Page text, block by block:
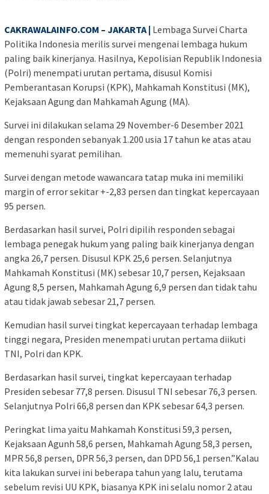
CAKRAWALAINFO.COM – JAKARTA | Lembaga Survei Charta
Politika Indonesia merilis survei mengenai lembaga hukum
paling baik kinerjanya. Hasilnya, Kepolisian Republik Indonesia
(Polri) menempati urutan pertama, disusul Komisi
Pemberantasan Korupsi (KPK), Mahkamah Konstitusi (MK),
Kejaksaan Agung dan Mahkamah Agung (MA).
Survei ini dilakukan selama 29 November-6 Desember 2021
dengan responden sebanyak 1.200 usia 17 tahun ke atas atau
memenuhi syarat pemilihan.
Survei dengan metode wawancara tatap muka ini memiliki
margin of error sekitar +-2,83 persen dan tingkat kepercayaan
95 persen.
Berdasarkan hasil survei, Polri dipilih responden sebagai
lembaga penegak hukum yang paling baik kinerjanya dengan
angka 26,7 persen. Disusul KPK 25,6 persen. Selanjutnya
Mahkamah Konstitusi (MK) sebesar 10,7 persen, Kejaksaan
Agung 8,5 persen, Mahkamah Agung 6,9 persen dan tidak tahu
atau tidak jawab sebesar 21,7 persen.
Kemudian hasil survei tingkat kepercayaan terhadap lembaga
tinggi negara, Presiden menempati urutan pertama diikuti
TNI, Polri dan KPK.
Berdasarkan hasil survei, tingkat kepercayaan terhadap
Presiden sebesar 77,8 persen. Disusul TNI sebesar 76,3 persen.
Selanjutnya Polri 66,8 persen dan KPK sebesar 64,3 persen.
Peringkat lima yaitu Mahkamah Konstitusi 59,3 persen,
Kejaksaan Agunh 58,6 persen, Mahkamah Agung 58,3 persen,
MPR 56,8 persen, DPR 56,3 persen, dan DPD 56,1 persen.”Kalau
kita lakukan survei ini beberapa tahun yang lalu, terutama
sebelum revisi UU KPK, biasanya KPK ini selalu nomor 2 atau